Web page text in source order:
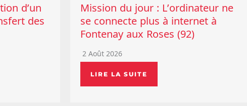
d’un
des
Mission du jour : L’ordinateur ne
se connecte plus à internet à
Fontenay aux Roses (92)
2 Août 2026
LIRE LA SUITE